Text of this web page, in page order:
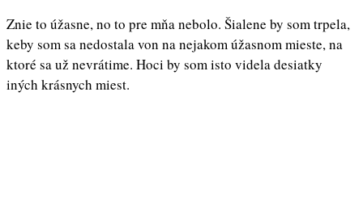
Znie to úžasne, no to pre mňa nebolo. Šialene by som trpela,
keby som sa nedostala von na nejakom úžasnom mieste, na
ktoré sa už nevrátime. Hoci by som isto videla desiatky
iných krásnych miest.